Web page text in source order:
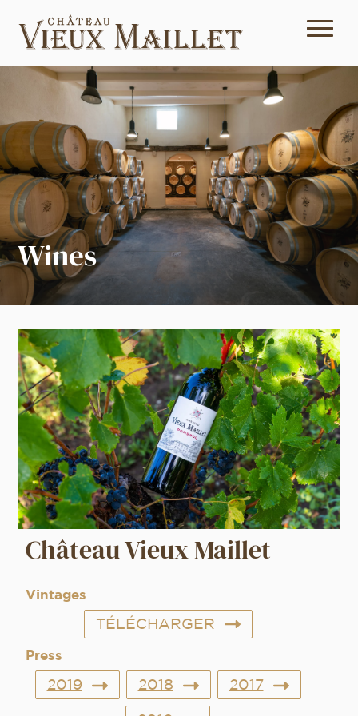
Wines
Château Vieux Maillet
Vintages
TÉLÉCHARGER
Press
2019 2018 2017